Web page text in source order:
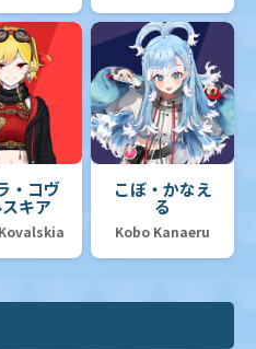
・コヴ
キア
こぼ・かなえ
る
Kobo Kanaeru